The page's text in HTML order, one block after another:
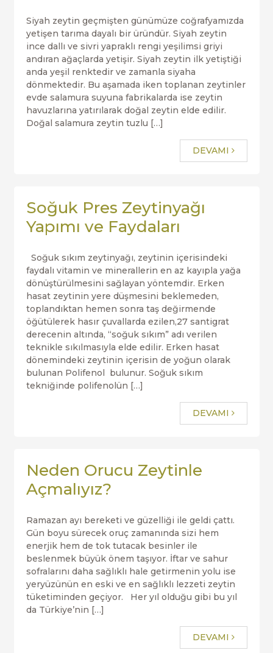
Siyah zeytin geçmişten günümüze coğrafyamızda
yetişen tarıma dayalı bir üründür. Siyah zeytin
ince dallı ve sivri yapraklı rengi yeşilimsi griyi
andıran ağaçlarda yetişir. Siyah zeytin ilk yetiştiği
anda yeşil renktedir ve zamanla siyaha
dönmektedir. Bu aşamada iken toplanan zeytinler
evde salamura suyuna fabrikalarda ise zeytin
havuzlarına yatırılarak doğal zeytin elde edilir.
Doğal salamura zeytin tuzlu […]
DEVAMI
Soğuk Pres Zeytinyağı
Yapımı ve Faydaları
Soğuk sıkım zeytinyağı, zeytinin içerisindeki
faydalı vitamin ve minerallerin en az kayıpla yağa
dönüştürülmesini sağlayan yöntemdir. Erken
hasat zeytinin yere düşmesini beklemeden,
toplandıktan hemen sonra taş değirmende
öğütülerek hasır çuvallarda ezilen,27 santigrat
derecenin altında, “soğuk sıkım” adı verilen
teknikle sıkılmasıyla elde edilir. Erken hasat
dönemindeki zeytinin içerisin de yoğun olarak
bulunan Polifenol bulunur. Soğuk sıkım
tekniğinde polifenolün […]
DEVAMI
Neden Orucu Zeytinle
Açmalıyız?
Ramazan ayı bereketi ve güzelliği ile geldi çattı.
Gün boyu sürecek oruç zamanında sizi hem
enerjik hem de tok tutacak besinler ile
beslenmek büyük önem taşıyor. İftar ve sahur
sofralarını daha sağlıklı hale getirmenin yolu ise
yeryüzünün en eski ve en sağlıklı lezzeti zeytin
tüketiminden geçiyor. Her yıl olduğu gibi bu yıl
da Türkiye’nin […]
DEVAMI